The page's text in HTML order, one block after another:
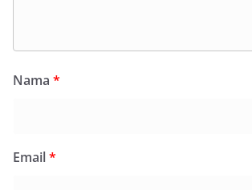
Nama *
Email*